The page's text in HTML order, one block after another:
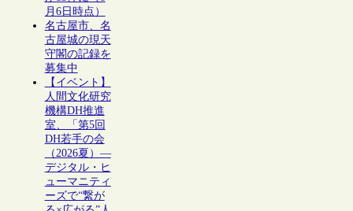
月6日時点）
名古屋市、名
古屋城の現天
守閣の記録を
募集中
【イベント】
人間文化研究
機構DH推進
室、「第5回
DH若手の会
（2026夏）―
デジタル・ヒ
ューマニティ
ーズで“繋が